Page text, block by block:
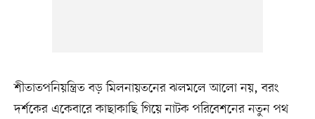
শীতাতপনিয়ন্ত্রিত বড় মিলনায়তনের ঝলমলে আলো নয়, বরং
দর্শকের একেবারে কাছাকাছি গিয়ে নাটক পরিবেশনের নতুন পথ